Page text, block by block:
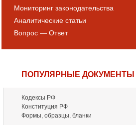
Мониторинг законодательства
Аналитические статьи
Вопрос — Ответ
ПОПУЛЯРНЫЕ ДОКУМЕНТЫ
Кодексы РФ
Конституция РФ
Формы, образцы, бланки